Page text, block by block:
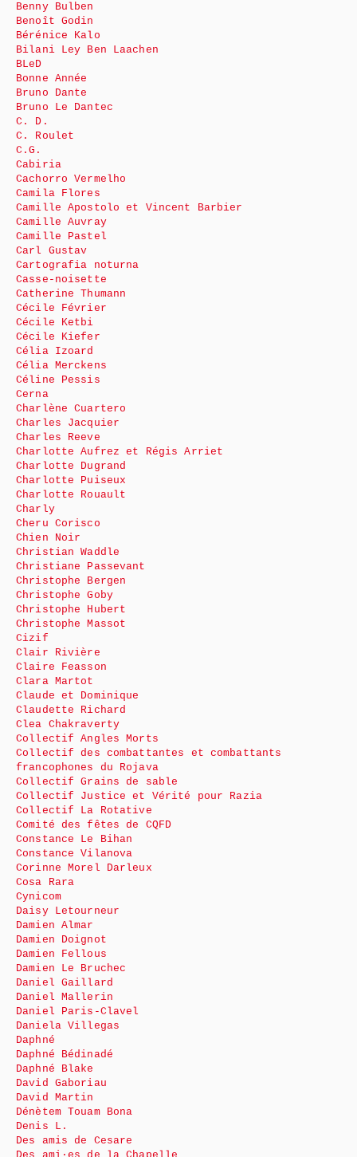
Benny Bulben
Benoît Godin
Bérénice Kalo
Bilani Ley Ben Laachen
BLeD
Bonne Année
Bruno Dante
Bruno Le Dantec
C. D.
C. Roulet
C.G.
Cabiria
Cachorro Vermelho
Camila Flores
Camille Apostolo et Vincent Barbier
Camille Auvray
Camille Pastel
Carl Gustav
Cartografia noturna
Casse-noisette
Catherine Thumann
Cécile Février
Cécile Ketbi
Cécile Kiefer
Célia Izoard
Célia Merckens
Céline Pessis
Cerna
Charlène Cuartero
Charles Jacquier
Charles Reeve
Charlotte Aufrez et Régis Arriet
Charlotte Dugrand
Charlotte Puiseux
Charlotte Rouault
Charly
Cheru Corisco
Chien Noir
Christian Waddle
Christiane Passevant
Christophe Bergen
Christophe Goby
Christophe Hubert
Christophe Massot
Cizif
Clair Rivière
Claire Feasson
Clara Martot
Claude et Dominique
Claudette Richard
Clea Chakraverty
Collectif Angles Morts
Collectif des combattantes et combattants
francophones du Rojava
Collectif Grains de sable
Collectif Justice et Vérité pour Razia
Collectif La Rotative
Comité des fêtes de CQFD
Constance Le Bihan
Constance Vilanova
Corinne Morel Darleux
Cosa Rara
Cynicom
Daisy Letourneur
Damien Almar
Damien Doignot
Damien Fellous
Damien Le Bruchec
Daniel Gaillard
Daniel Mallerin
Daniel Paris-Clavel
Daniela Villegas
Daphné
Daphné Bédinadé
Daphné Blake
David Gaboriau
David Martin
Dénètem Touam Bona
Denis L.
Des amis de Cesare